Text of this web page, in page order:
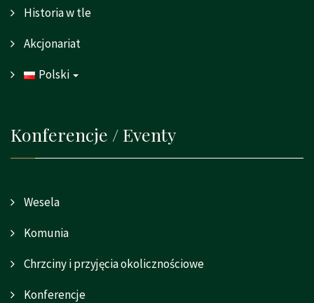
Historia w tle
Akcjonariat
Polski
Konferencje / Eventy
Wesela
Komunia
Chrzciny i przyjęcia okolicznościowe
Konferencje